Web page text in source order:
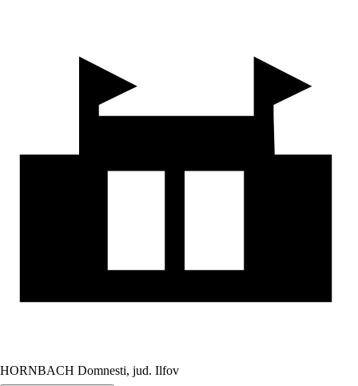
HORNBACH Domnesti, jud. Ilfov